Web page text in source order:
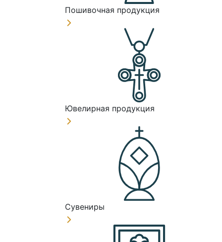
Пошивочная продукция
Ювелирная продукция
Сувениры